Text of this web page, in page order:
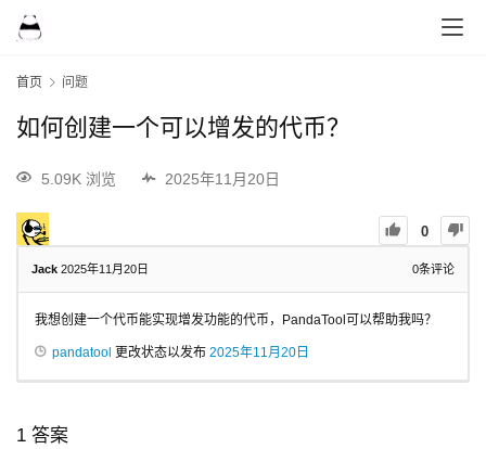
首页 问题
如何创建一个可以增发的代币？
5.09K 浏览 2025年11月20日
0
Jack 2025年11月20日 0条评论
我想创建一个代币能实现增发功能的代币，PandaTool可以帮助我吗？
pandatool 更改状态以发布 2025年11月20日
1 答案